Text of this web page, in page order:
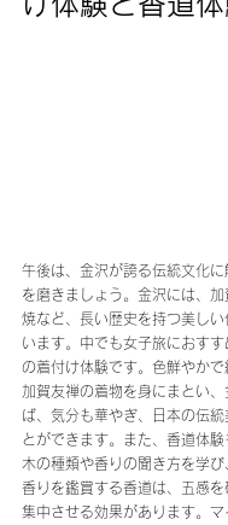
午後は、金沢が誇る伝統文化
を磨きましょう。金沢には、
焼など、長い歴史を持つ美し
います。中でも女子旅におす
の着付け体験です。色鮮やか
加賀友禅の着物を身にまとい
ば、気分も華やぎ、日本の伝統
とができます。また、香道体
木の種類や香りの聞き方を学
香りを鑑賞する香道は、五感
集中させる効果があります。